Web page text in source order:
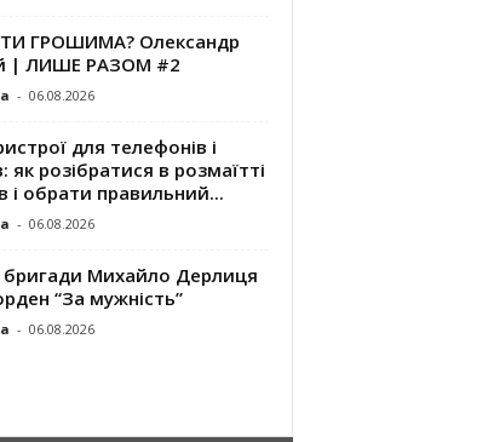
ГРОШИМА? Олександр
| ЛИШЕ РАЗОМ #2
- 06.08.2026
для телефонів і
як розібратися в розмаїтті
і обрати правильний...
- 06.08.2026
бригади Михайло Дерлиця
“За мужність”
- 06.08.2026